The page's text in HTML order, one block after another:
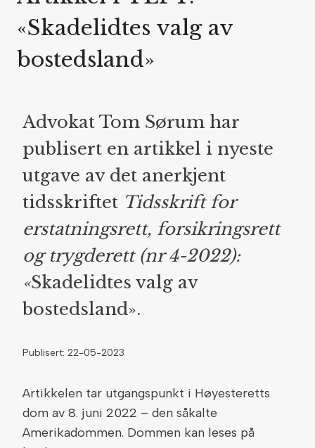
«Skadelidtes valg av
bostedsland»
Advokat Tom Sørum har
publisert en artikkel i nyeste
utgave av det anerkjent
tidsskriftet Tidsskrift for
erstatningsrett, forsikringsrett
og trygderett (nr 4-2022):
«Skadelidtes valg av
bostedsland».
Publisert: 22-05-2023
Artikkelen tar utgangspunkt i Høyesteretts
dom av 8. juni 2022 – den såkalte
Amerikadommen. Dommen kan leses på